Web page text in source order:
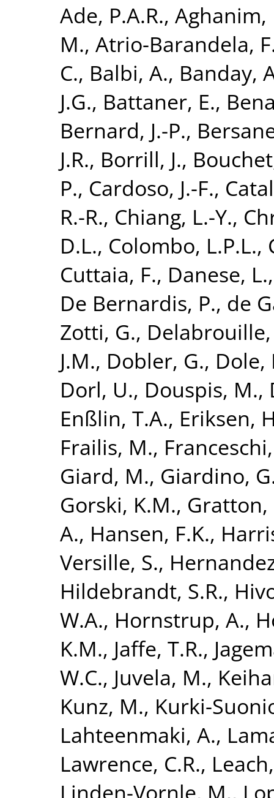
Ade, P.A.R., Aghanim,
M., Atrio-Barandela,
C., Balbi, A., Banday,
J.G., Battaner, E.,
Bernard, J.-P.,
J.R., Borrill, J.,
P., Cardoso, J.-F.,
R.-R., Chiang, L.-Y.,
D.L., Colombo, L.P.L.,
Cuttaia, F., Danese, L.
De Bernardis, P., de
Zotti, G., Delabrouille,
J.M., Dobler, G., Dole,
Dorl, U., Douspis, M.,
Enßlin, T.A., Eriksen,
Frailis, M.,
Giard, M., Giardino,
Gorski, K.M., Gratton,
A., Hansen, F.K.,
Versille, S.,
Hildebrandt, S.R.,
W.A., Hornstrup, A.,
K.M., Jaffe, T.R.,
W.C., Juvela, M.,
Kunz, M., Kurki-
Lahteenmaki, A.,
Lawrence, C.R.,
Linden-Vornle, M.,